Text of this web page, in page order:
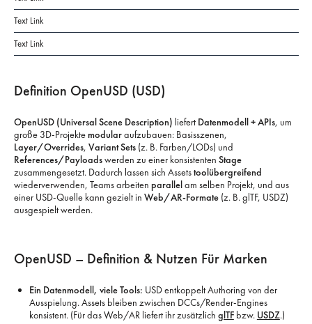
Text Link
Text Link
Definition OpenUSD (USD)
OpenUSD (Universal Scene Description) liefert Datenmodell + APIs, um
große 3D-Projektemodularaufzubauen: Basisszenen,
Layer/Overrides, Variant Sets(z. B. Farben/LODs) und
References/Payloadswerden zu einer konsistenten Stage
zusammengesetzt. Dadurch lassen sich Assetstoolübergreifend
wiederverwenden, Teams arbeiten parallelam selben Projekt, und aus
einer USD-Quelle kann gezielt in Web/AR-Formate(z. B. glTF, USDZ)
ausgespielt werden.
OpenUSD – Definition & Nutzen Für Marken
Ein Datenmodell, viele Tools: USD entkoppelt Authoring von der
Ausspielung. Assets bleiben zwischen DCCs/Render-Engines
konsistent. (Für das Web/AR liefert ihr zusätzlich glTFbzw. USDZ.)